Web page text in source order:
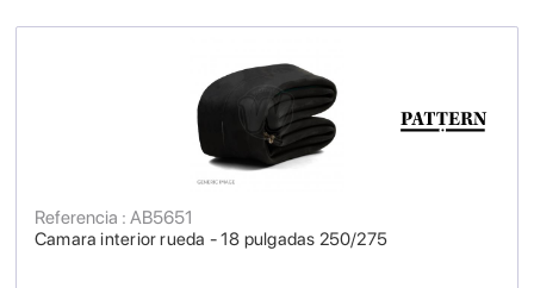
Camara interior rueda - 18 pulgadas 250/275
Referencia : AB5651